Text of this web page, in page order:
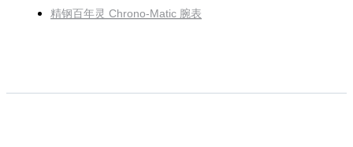
精钢百年灵 Chrono-Matic 腕表